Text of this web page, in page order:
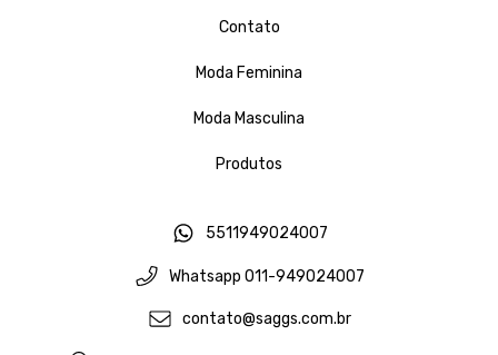
Contato
Moda Feminina
Moda Masculina
Produtos
5511949024007
Whatsapp 011-949024007
contato@saggs.com.br